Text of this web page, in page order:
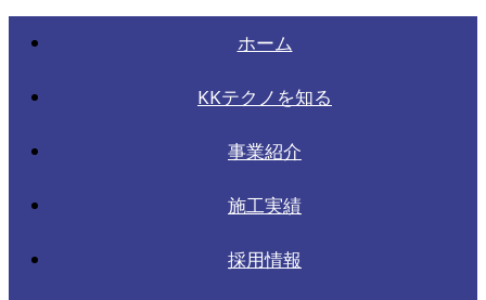
ホーム
KKテクノを知る
事業紹介
施工実績
採用情報